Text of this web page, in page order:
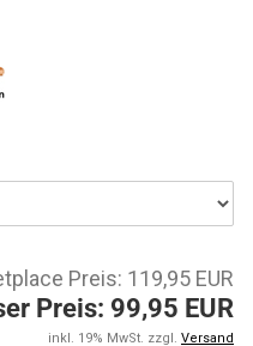
Preis: 119,95 EUR
Preis: 99,95 EUR
inkl. 19% MwSt. zzgl. Versand